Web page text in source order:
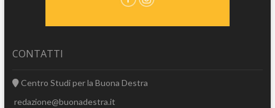
CONTATTI
Centro Studi per la Buona Destra
redazione@buonadestra.it